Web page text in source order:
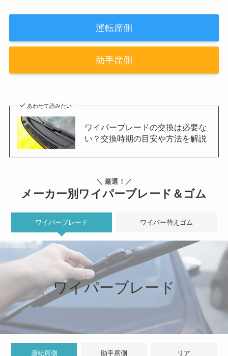
運転席側
助手席側
あわせて読みたい
ワイパーブレードの交換は必要な
い？交換時期の目安や方法を解説
＼ 厳選！／
メーカー別ワイパーブレード＆ゴム
ワイパーブレード ワイパー替えゴム
ワイパーブレード
運転席側 助手席側 リア